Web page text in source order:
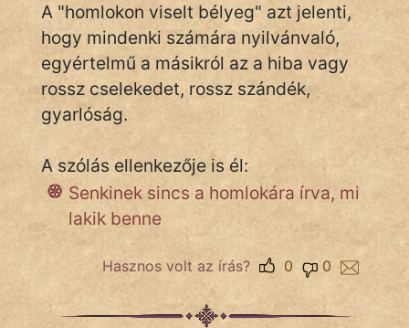
FILM
ÉLETMÓD
MAGYARSÁG
És
TÖRTÉNELEM
Népszerű szerzőink:
A "homlokon viselt bélyeg" azt jelenti,
hogy mindenki számára nyilvánvaló,
egyértelmű a másikról az a hiba vagy
rossz cselekedet, rossz szándék,
gyarlóság.
A szólás ellenkezője is él:
Senkinek sincs a homlokára írva, mi
lakik benne
Hasznos volt az írás? 0
0